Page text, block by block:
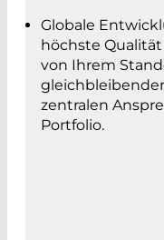
Globale
höchste
von Ihrem
zentralen
Portfolio.